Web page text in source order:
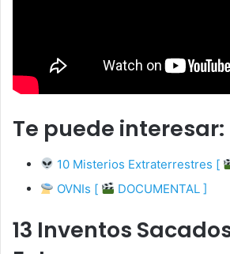
Te puede interesar:
10 Misterios Extraterrestres [
OVNIs [
DOCUMENTAL ]
13 Inventos